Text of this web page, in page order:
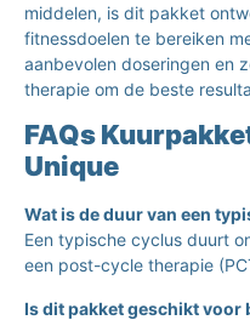
middelen, is dit pakket
fitnessdoelen te bereiken
aanbevolen doseringen en
therapie om de beste
FAQs
Unique
Wat is de duur van een
Een typische cyclus duurt
een post-cycle therapie
Is dit pakket geschikt voor